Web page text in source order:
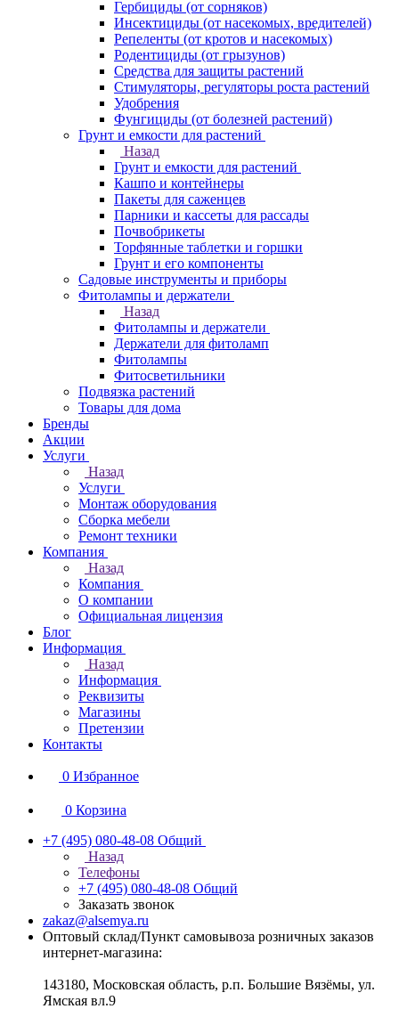
Гербициды (от сорняков)
Инсектициды (от насекомых, вредителей)
Репеленты (от кротов и насекомых)
Родентициды (от грызунов)
Средства для защиты растений
Стимуляторы, регуляторы роста растений
Удобрения
Фунгициды (от болезней растений)
Грунт и емкости для растений
Назад
Грунт и емкости для растений
Кашпо и контейнеры
Пакеты для саженцев
Парники и кассеты для рассады
Почвобрикеты
Торфянные таблетки и горшки
Грунт и его компоненты
Садовые инструменты и приборы
Фитолампы и держатели
Назад
Фитолампы и держатели
Держатели для фитоламп
Фитолампы
Фитосветильники
Подвязка растений
Товары для дома
Бренды
Акции
Услуги
Назад
Услуги
Монтаж оборудования
Сборка мебели
Ремонт техники
Компания
Назад
Компания
О компании
Официальная лицензия
Блог
Информация
Назад
Информация
Реквизиты
Магазины
Претензии
Контакты
0 Избранное
0 Корзина
+7 (495) 080-48-08 Общий
Назад
Телефоны
+7 (495) 080-48-08 Общий
Заказать звонок
zakaz@alsemya.ru
Оптовый склад/Пункт самовывоза розничных заказов
интернет-магазина:
143180, Московская область, р.п. Большие Вязёмы, ул.
Ямская вл.9